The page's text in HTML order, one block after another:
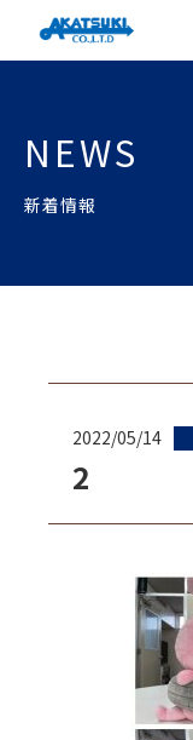
NEWS
新着情報
2022/05/14
2